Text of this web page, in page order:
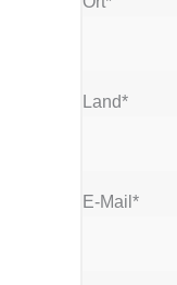
Land*
E-Mail*